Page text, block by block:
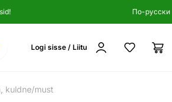
По-русски
Logi sisse / Liitu
kuldne/must